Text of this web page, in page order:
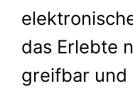
das Erlebte
greifbar und